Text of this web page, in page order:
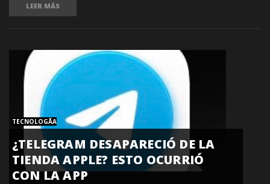
LEER MÁS
TECNOLOGÃ­A
¿TELEGRAM DESAPARECIÓ DE LA
TIENDA APPLE? ESTO OCURRIÓ
CON LA APP